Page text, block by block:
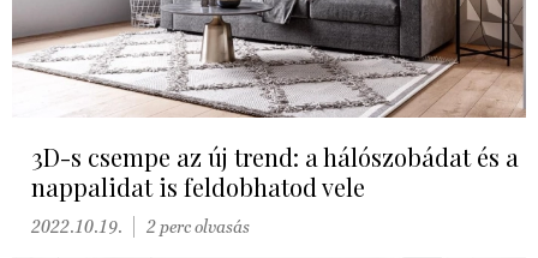
3D-s csempe az új trend: a hálószobádat és a
nappalidat is feldobhatod vele
2022.10.19. 2 perc olvasás